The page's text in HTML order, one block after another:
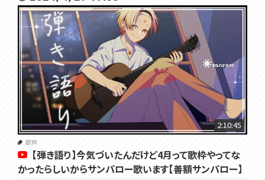
2:10:45
歌枠
【弾き語り】今気づいたんだけど4月って歌枠やってな
かったらしいからサンパロー歌います【善額サンパロー】